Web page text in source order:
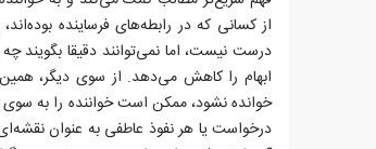
از کسانی که در رابطه‌های فرساینده
درست نیست، اما نمی‌توانند دقیقا بگویند
ابهام را کاهش می‌دهد. از سوی دیگر، همین
خوانده نشود، ممکن است خواننده را به
درخواست یا هر نفوذ عاطفی به عنوان